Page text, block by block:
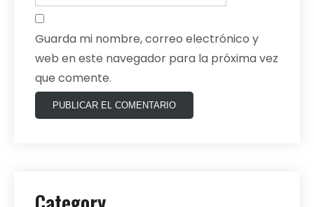
Guarda mi nombre, correo electrónico y
web en este navegador para la próxima vez
que comente.